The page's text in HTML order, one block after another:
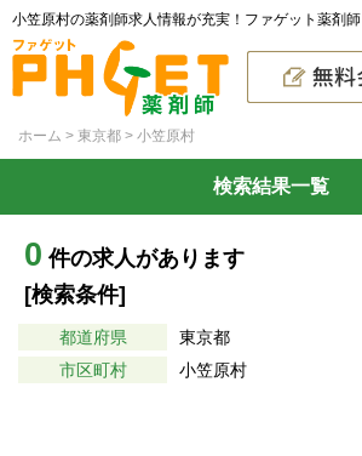
小笠原村の薬剤師求人情報が充実！ファゲット薬剤師
ホーム 東京都 小笠原村
検索結果一覧
0 件の求人があります
[検索条件]
都道府県
東京都
市区町村
小笠原村